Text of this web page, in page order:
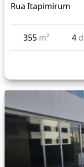
Rua Itapimirum
355 m² 4